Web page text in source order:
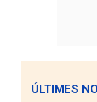
ÚLTIMES